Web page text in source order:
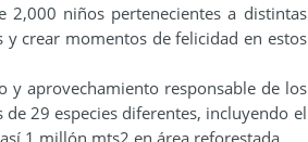
2,000 niños pertenecientes a distintas
crear momentos de felicidad en estos
y aprovechamiento responsable de los
29 especies diferentes, incluyendo el
1 millón mts2 en área reforestada.